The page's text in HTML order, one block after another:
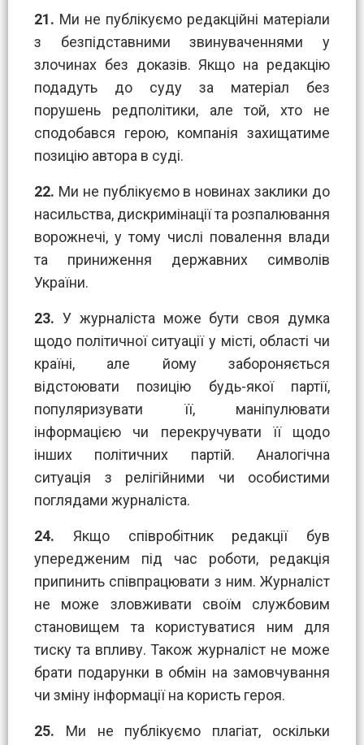
21. Ми не публікуємо редакційні матеріали
з безпідставними звинуваченнями у
злочинах без доказів. Якщо на редакцію
подадуть до суду за матеріал без
порушень редполітики, але той, хто не
сподобався герою, компанія захищатиме
позицію автора в суді.
22. Ми не публікуємо в новинах заклики до
насильства, дискримінації та розпалювання
ворожнечі, у тому числі повалення влади
та приниження державних символів
України.
23. У журналіста може бути своя думка
щодо політичної ситуації у місті, області чи
країні, але йому забороняється
відстоювати позицію будь-якої партії,
популяризувати її, маніпулювати
інформацією чи перекручувати її щодо
інших політичних партій. Аналогічна
ситуація з релігійними чи особистими
поглядами журналіста.
24. Якщо співробітник редакції був
упередженим під час роботи, редакція
припинить співпрацювати з ним. Журналіст
не може зловживати своїм службовим
становищем та користуватися ним для
тиску та впливу. Також журналіст не може
брати подарунки в обмін на замовчування
чи зміну інформації на користь героя.
25. Ми не публікуємо плагіат, оскільки